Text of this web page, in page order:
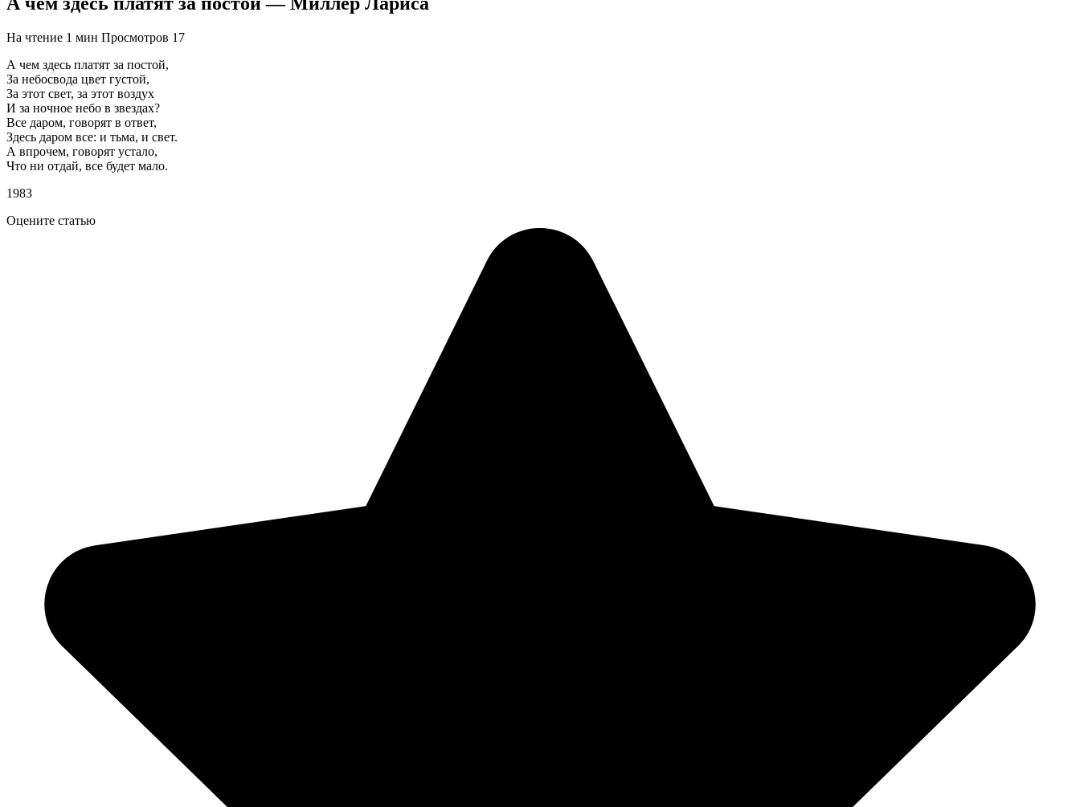
На чтение 1 мин Просмотров 17
А чем здесь платят за постой,
За небосвода цвет густой,
За этот свет, за этот воздух
И за ночное небо в звездах?
Все даром, говорят в ответ,
Здесь даром все: и тьма, и свет.
А впрочем, говорят устало,
Что ни отдай, все будет мало.
1983
Оцените статью